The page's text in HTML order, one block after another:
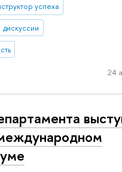
успеха
дискуссии
24